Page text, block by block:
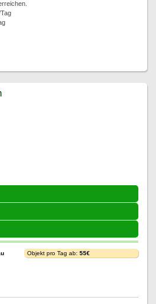
Objekt pro Tag ab: 55€